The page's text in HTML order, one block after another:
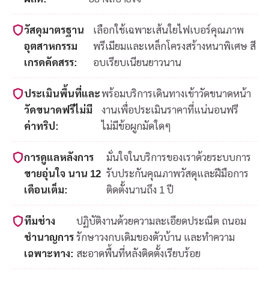
วัสดุมาตรฐาน
อุตสาหกรรม
เกรดคัดสรร:
เลือกใช้เฉพาะเส้นใยไฟเบอร์คุณภาพ
พรีเมียมและเหล็กโครงสร้างหนาพิเศษ สี
อบเรียบเนียนยาวนาน
ประเมินพื้นที่และ
วัดขนาดฟรีไม่มี
ค่าทริป:
พร้อมบริการเดินทางเข้าวัดขนาดหน้า
งานเพื่อประเมินราคาที่แน่นอนฟรี
ไม่มีข้อผูกมัดใดๆ
การดูแลหลังการ
ขายอุ่นใจ นาน 12
เดือนเต็ม:
มั่นใจในบริการของเราด้วยระบบการ
รับประกันคุณภาพวัสดุและฝีมือการ
ติดตั้งนานถึง 1 ปี
ทีมช่าง
ชำนาญการ
เฉพาะทาง:
ปฏิบัติงานด้วยความละเอียดประณีต ถนอม
รักษาวงกบเดิมของตัวบ้าน และทำความ
สะอาดพื้นที่หลังติดตั้งเรียบร้อย